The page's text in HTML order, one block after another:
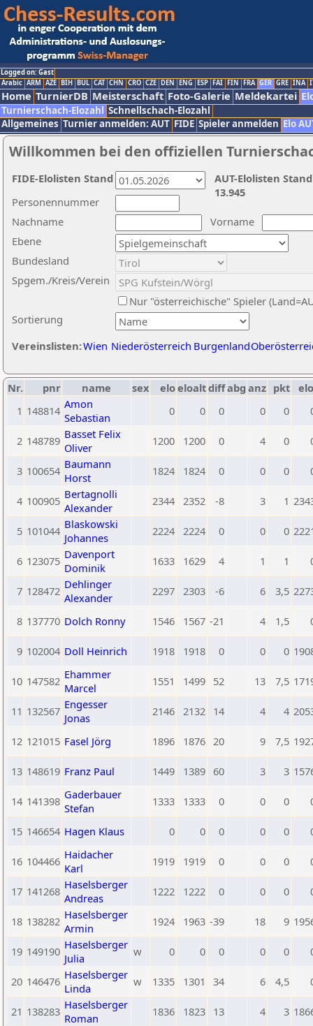
Logged on: Gast
Arabic ARM AZE BIH BUL CAT CHN CRO CZE DEN ENG ESP FAI FIN FRA GER GRE INA
Home TurnierDB Meisterschaft Foto-Galerie Meldekartei
Turnierschach-Elozahl Schnellschach-Elozahl
Allgemeines Turnier anmelden: AUT FIDE Spieler anmelden Elo
Willkommen bei den offiziellen
Nachname
Vorname
Ebene
Sortierung
Personennummer
Bundesland
Spgem./Kreis/Verein
Nur "österreichische" Spieler
Vereinslisten:Wien Niederösterreich Burgenland
AUT-Elolisten
13.945
FIDE-Elolisten Stand
Nr. pnr name sex eloeloaltdiffabg anz pkt
1 148814 Amon
Sebastian
0 0 0 0 0
2 148789 Basset Felix
Oliver
1200 1200 0 4 0
3 100654 Baumann
Horst
1824 1824 0 0 0
4 100905 Bertagnolli
Alexander
2344 2352 -8 3 1
5 101044 Blaskowski
Johannes
2224 2224 0 0 0
6 123075 Davenport
Dominik
1633 1629 4 1 1
7 128472 Dehlinger
Alexander
2297 2303 -6 6 3,5
8 137770 Dolch Ronny 1546 1567 -21 4 1,5
9 102004 Doll Heinrich 1918 1918 0 0 0
10 147582 Ehammer
Marcel
1551 1499 52 13 7,5
11 132567 Engesser
Jonas
2146 2132 14 4 4
12 121015 Fasel Jörg 1896 1876 20 9 7,5
13 148619 Franz Paul 1449 1389 60 3 3
14 141398 Gaderbauer
Stefan
1333 1333 0 0 0
15 146654 Hagen Klaus 0 0 0 0 0
16 104466 Haidacher
Karl
1919 1919 0 0 0
17 141268 Haselsberger
Andreas
1222 1222 0 0 0
18 138282 Haselsberger
Armin
1924 1963 -39 18 9
19 149190 Haselsberger
Julia
w 0 0 0 0 0
20 146476 Haselsberger
Linda
w 1335 1301 34 6 4,5
21 138283 Haselsberger
Roman
1836 1823 13 4 3